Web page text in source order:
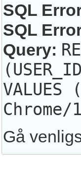
SQL
SQL
Query:
Gå